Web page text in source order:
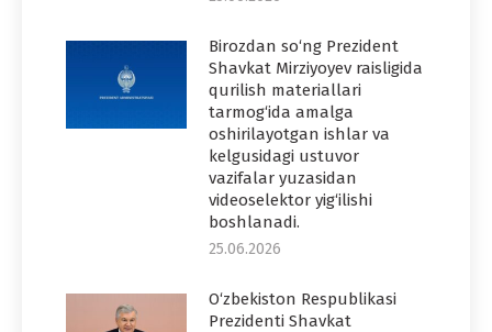
Birozdan so‘ng Prezident
Shavkat Mirziyoyev raisligida
qurilish materiallari
tarmog‘ida amalga
oshirilayotgan ishlar va
kelgusidagi ustuvor
vazifalar yuzasidan
videoselektor yig‘ilishi
boshlanadi.
25.06.2026
O‘zbekiston Respublikasi
Prezidenti Shavkat